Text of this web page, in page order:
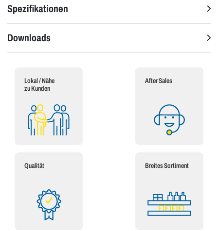
Spezifikationen
Downloads
Lokal / Nähe
zu Kunden
After Sales
Qualität Breites Sortiment